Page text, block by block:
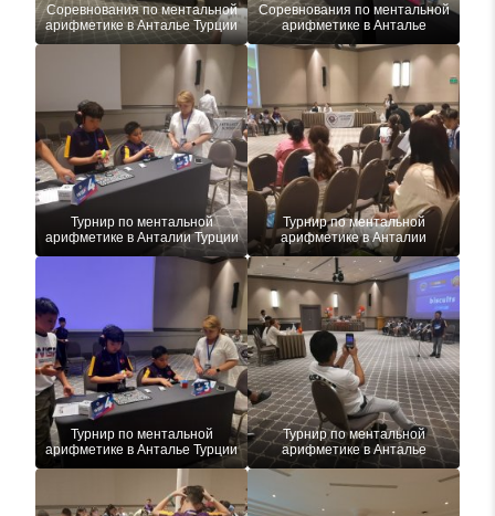
Соревнования по ментальной
арифметике в Анталье Турции
Соревнования по ментальной
арифметике в Анталье
Турнир по ментальной
арифметике в Анталии Турции
Турнир по ментальной
арифметике в Анталии
Турнир по ментальной
арифметике в Анталье Турции
Турнир по ментальной
арифметике в Анталье